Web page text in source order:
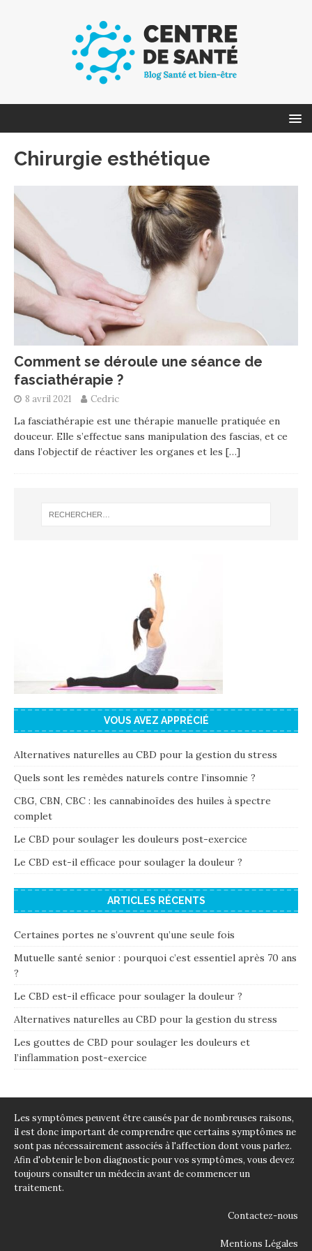
Chirurgie esthétique
Comment se déroule une séance de
fasciathérapie ?
8 avril 2021 Cedric
La fasciathérapie est une thérapie manuelle pratiquée en
douceur. Elle s’effectue sans manipulation des fascias, et ce
dans l’objectif de réactiver les organes et les […]
VOUS AVEZ APPRÉCIÉ
Alternatives naturelles au CBD pour la gestion du stress
Quels sont les remèdes naturels contre l’insomnie ?
CBG, CBN, CBC : les cannabinoïdes des huiles à spectre
complet
Le CBD pour soulager les douleurs post-exercice
Le CBD est-il efficace pour soulager la douleur ?
ARTICLES RÉCENTS
Certaines portes ne s’ouvrent qu’une seule fois
Mutuelle santé senior : pourquoi c’est essentiel après 70 ans
?
Le CBD est-il efficace pour soulager la douleur ?
Alternatives naturelles au CBD pour la gestion du stress
Les gouttes de CBD pour soulager les douleurs et
l’inflammation post-exercice
Les symptômes peuvent être causés par de nombreuses raisons,
il est donc important de comprendre que certains symptômes ne
sont pas nécessairement associés à l'affection dont vous parlez.
Afin d'obtenir le bon diagnostic pour vos symptômes, vous devez
toujours consulter un médecin avant de commencer un
traitement.
Contactez-nous
Mentions Légales